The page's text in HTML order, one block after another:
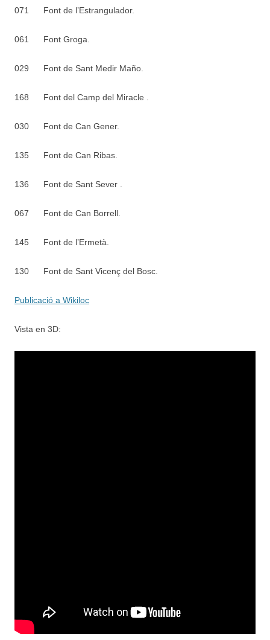
071 Font de l’Estrangulador.
061 Font Groga.
029 Font de Sant Medir Maño.
168 Font del Camp del Miracle .
030 Font de Can Gener.
135 Font de Can Ribas.
136 Font de Sant Sever .
067 Font de Can Borrell.
145 Font de l’Ermetà.
130 Font de Sant Vicenç del Bosc.
Publicació a Wikiloc
Vista en 3D: